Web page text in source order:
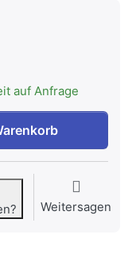
auf Anfrage
iQ500 Einbau-
Weitersagen